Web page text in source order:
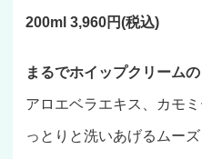
200ml 3,960円(税込)
まるでホイップクリーム
アロエベラエキス、カモ
っとりと洗いあげるムー